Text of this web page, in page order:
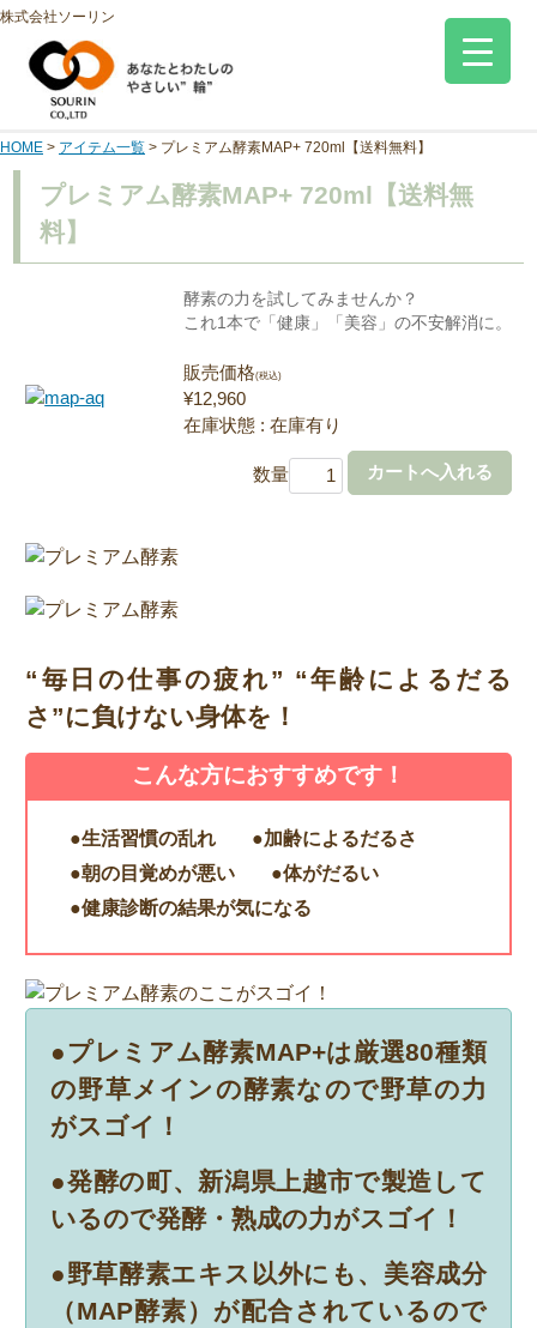
株式会社ソーリン
HOME > アイテム一覧 > プレミアム酵素MAP+ 720ml【送料無料】
プレミアム酵素MAP+ 720ml【送料無
料】
酵素の力を試してみませんか？
これ1本で「健康」「美容」の不安解消に。
販売価格(税込)
¥12,960
在庫状態 : 在庫有り
数量
“毎日の仕事の疲れ” “年齢によるだる
さ”に負けない身体を！
こんな方におすすめです！
●生活習慣の乱れ
●加齢によるだるさ
●朝の目覚めが悪い
●体がだるい
●健康診断の結果が気になる
●プレミアム酵素MAP+は厳選80種類
の野草メインの酵素なので野草の力
がスゴイ！
●発酵の町、新潟県上越市で製造して
いるので発酵・熟成の力がスゴイ！
●野草酵素エキス以外にも、美容成分
（MAP酵素）が配合されているので